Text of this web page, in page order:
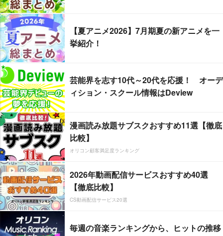
【夏アニメ2026】7月期夏の新アニメを一
挙紹介！
芸能界を志す10代～20代を応援！ オーデ
ィション・スクール情報はDeview
漫画読み放題サブスクおすすめ11選【徹底
比較】
オリコン顧客満足度ランキング
2026年動画配信サービスおすすめ40選
【徹底比較】
CS動画配信サービス20選
毎週の音楽ランキングから、ヒットの推移